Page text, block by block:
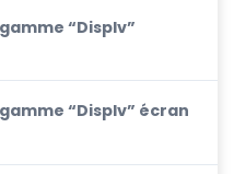
“Displv”
“Displv” écran